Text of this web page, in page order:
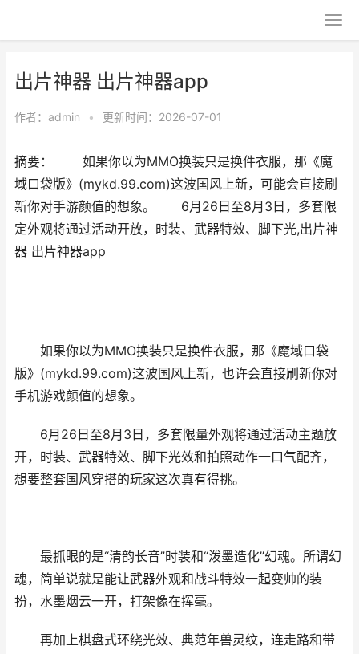
出片神器 出片神器app
作者： admin • 更新时间：2026-07-01
摘要： 如果你以为MMO换装只是换件衣服，那《魔
域口袋版》(mykd.99.com)这波国风上新，可能会直接刷
新你对手游颜值的想象。 6月26日至8月3日，多套限
定外观将通过活动开放，时装、武器特效、脚下光,出片神
器 出片神器app
如果你以为MMO换装只是换件衣服，那《魔域口袋
版》(mykd.99.com)这波国风上新，也许会直接刷新你对
手机游戏颜值的想象。
6月26日至8月3日，多套限量外观将通过活动主题放
开，时装、武器特效、脚下光效和拍照动作一口气配齐，
想要整套国风穿搭的玩家这次真有得挑。
最抓眼的是“清韵长音”时装和“泼墨造化”幻魂。所谓幻
魂，简单说就是能让武器外观和战斗特效一起变帅的装
扮，水墨烟云一开，打架像在挥毫。
再加上棋盘式环绕光效、典范年兽灵纹，连走路和带